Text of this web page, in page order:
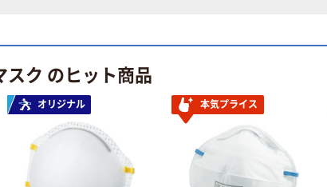
ク のヒット商品
オリジナル 本気プライス
オリジナル
スズラン 酒精綿
G バルクタイプ
指定医薬部外品
￥140~ （税込）
アスクル オリジ
PEFC認証
￥428~
オリジナル
【アスクル限定】